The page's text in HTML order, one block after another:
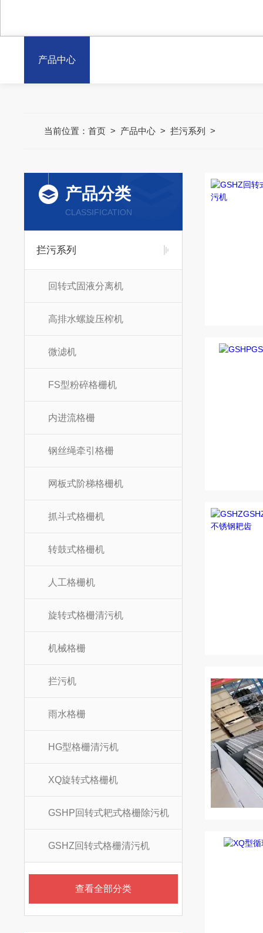
产品中心
当前位置： 首页> 产品中心> 拦污系列 >
产品分类
CLASSIFICATION
拦污系列
回转式固液分离机
高排水螺旋压榨机
微滤机
FS型粉碎格栅机
内进流格栅
钢丝绳牵引格栅
网板式阶梯格栅机
抓斗式格栅机
转鼓式格栅机
人工格栅机
旋转式格栅清污机
机械格栅
拦污机
雨水格栅
HG型格栅清污机
XQ旋转式格栅机
GSHP回转式耙式格栅除污机
GSHZ回转式格栅清污机
查看全部分类